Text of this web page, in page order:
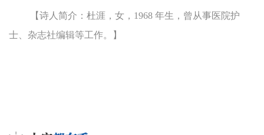
【诗人简介：杜涯，女，1968 年生，曾从事医院护
士、杂志社编辑等工作。】